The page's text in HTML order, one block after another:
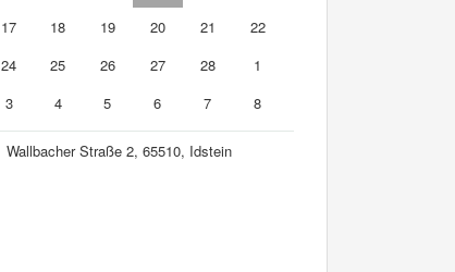
17 18 19 20 21
22
24 25 26 27 28
1
3 4 5 6 7 8
Wallbacher Straße 2, 65510, Idstein